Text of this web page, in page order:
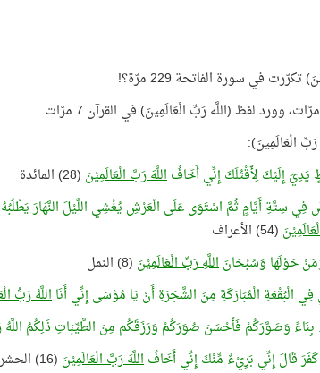
في سورة الفاتحة 229 مرّة؟!
الْعَالَمِينَ):
يَدِيَ إِلَيْكَ لِأَقْتُلَكَ إِنِّي أَخَافُاللَّهَ رَبَّ الْعَالَمِيْنَ (28) المائدة
فِي سِتَّةِ أَيَّامٍ ثُمَّ اسْتَوَى عَلَى الْعَرْشِ يُغْشِي اللَّيْلَ النَّهَارَ
(54) الأعراف
حَوْلَهَا وَسُبْحَانَاللَّهِ رَبِّ الْعَالَمِيْنَ (8) النمل
الْبُقْعَةِ الْمُبَارَكَةِ مِنَ الشَّجَرَةِ أَنْ يَا مُوْسَى إِنِّي أَنَااللَّهُ رَبُّ
بِنَاءً وَصَوَّرَكُمْ فَأَحْسَنَ صُوَرَكُمْ وَرَزَقَكُم مِنَ الطَّيِّبَاتِ ذَلِكُمُ اللَّهُ
كَفَرَ قَالَ إِنِّي بَرِيْءٌ مِّنْكَ إِنِّي أَخَافُاللَّهَ رَبَّ الْعَالَمِيْنَ (16) الحشر